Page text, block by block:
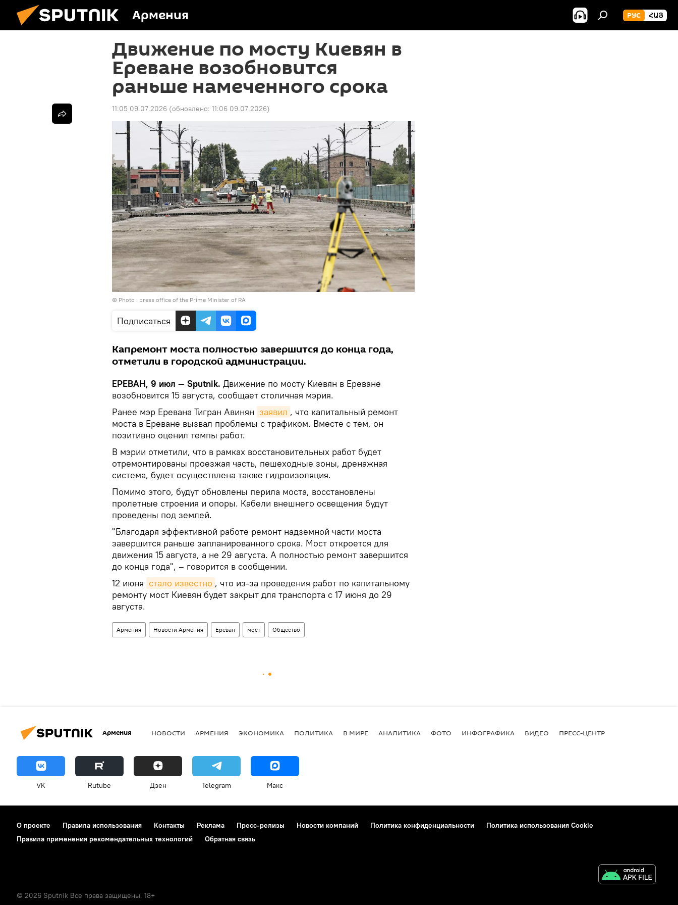
Армения РУС ՀԱՅ
Движение по мосту Киевян в
Ереване возобновится
раньше намеченного срока
11:05 09.07.2026 (обновлено: 11:06 09.07.2026)
© Photo : press office of the Prime Minister of RA
Подписаться
Капремонт моста полностью завершится до конца года,
отметили в городской администрации.
ЕРЕВАН, 9 июл — Sputnik. Движение по мосту Киевян в Ереване
возобновится 15 августа, сообщает столичная мэрия.
Ранее мэр Еревана Тигран Авинян заявил , что капитальный ремонт
моста в Ереване вызвал проблемы с трафиком. Вместе с тем, он
позитивно оценил темпы работ.
В мэрии отметили, что в рамках восстановительных работ будет
отремонтированы проезжая часть, пешеходные зоны, дренажная
система, будет осуществлена также гидроизоляция.
Помимо этого, будут обновлены перила моста, восстановлены
пролетные строения и опоры. Кабели внешнего освещения будут
проведены под землей.
"Благодаря эффективной работе ремонт надземной части моста
завершится раньше запланированного срока. Мост откроется для
движения 15 августа, а не 29 августа. А полностью ремонт завершится
до конца года", – говорится в сообщении.
12 июня стало известно , что из-за проведения работ по капитальному
ремонту мост Киевян будет закрыт для транспорта с 17 июня до 29
августа.
Армения Новости Армения Ереван мост Общество
Армения НОВОСТИ АРМЕНИЯ ЭКОНОМИКА ПОЛИТИКА В МИРЕ АНАЛИТИКА ФОТО ИНФОГРАФИКА ВИДЕО ПРЕСС-ЦЕНТР
VK Rutube Дзен Telegram Макс
О проекте Правила использования Контакты Реклама Пресс-релизы Новости компаний Политика конфиденциальности
Политика использования Cookie
Правила применения рекомендательных технологий
Обратная связь
© 2026 Sputnik Все права защищены. 18+